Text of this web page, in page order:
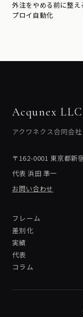
外注をやめる前に整
プロイ自動化
Acqunex LLC
アクワネクス合同会社
〒162-0001 東京都新
代表 浜田 準一
お問い合わせ
フレーム
差別化
実績
代表
コラム